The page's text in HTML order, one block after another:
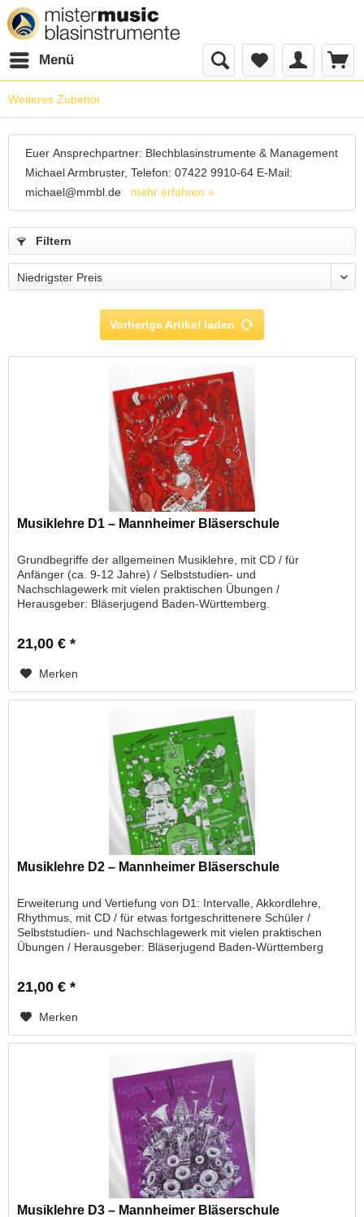
Menü
Weiteres Zubehör
Euer Ansprechpartner: Blechblasinstrumente & Management
Michael Armbruster, Telefon: 07422 9910-64 E-Mail:
michael@mmbl.de mehr erfahren »
Filtern
Vorherige Artikel laden
Musiklehre D1 – Mannheimer Bläserschule
Grundbegriffe der allgemeinen Musiklehre, mit CD / für
Anfänger (ca. 9-12 Jahre) / Selbststudien- und
Nachschlagewerk mit vielen praktischen Übungen /
Herausgeber: Bläserjugend Baden-Württemberg.
21,00 € *
Merken
Musiklehre D2 – Mannheimer Bläserschule
Erweiterung und Vertiefung von D1: Intervalle, Akkordlehre,
Rhythmus, mit CD / für etwas fortgeschrittenere Schüler /
Selbststudien- und Nachschlagewerk mit vielen praktischen
Übungen / Herausgeber: Bläserjugend Baden-Württemberg
21,00 € *
Merken
Musiklehre D3 – Mannheimer Bläserschule